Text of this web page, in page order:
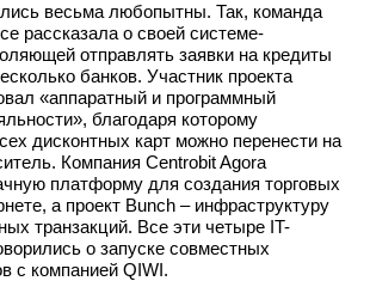
весьма любопытны. Так, команда
рассказала о своей системе-
отправлять заявки на кредиты
банков. Участник проекта
«аппаратный и программный
благодаря которому
дисконтных карт можно перенести на
Компания Centrobit Agora
платформу для создания торговых
а проект Bunch – инфраструктуру
транзакций. Все эти четыре IT-
о запуске совместных
с компанией QIWI.